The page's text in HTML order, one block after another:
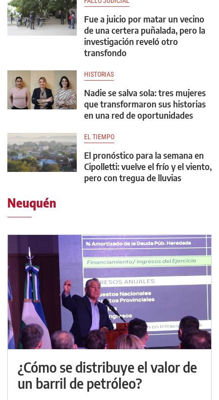
Fue a juicio por matar un vecino
de una certera puñalada, pero la
investigación reveló otro
transfondo
HISTORIAS
Nadie se salva sola: tres mujeres
que transformaron sus historias
en una red de oportunidades
EL TIEMPO
El pronóstico para la semana en
Cipolletti: vuelve el frío y el viento,
pero con tregua de lluvias
Neuquén
¿Cómo se distribuye el valor de
un barril de petróleo?